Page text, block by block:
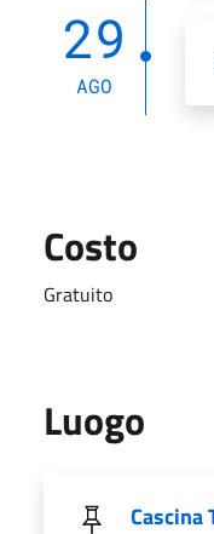
29
AGO
Costo
Gratuito
Luogo
Cascina